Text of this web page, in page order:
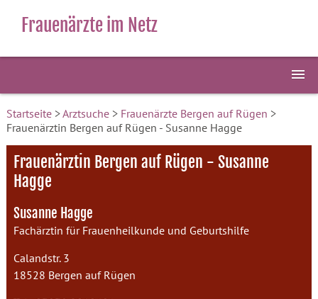
Frauenärzte im Netz
Startseite>Arztsuche> Frauenärzte Bergen auf Rügen >
Frauenärztin Bergen auf Rügen - Susanne Hagge
Frauenärztin Bergen auf Rügen - Susanne
Hagge
Susanne Hagge
Fachärztin für Frauenheilkunde und Geburtshilfe
Calandstr. 3
18528 Bergen auf Rügen